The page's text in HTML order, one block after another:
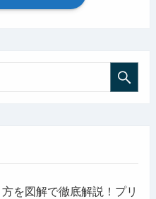
を図解で徹底解説！プリ